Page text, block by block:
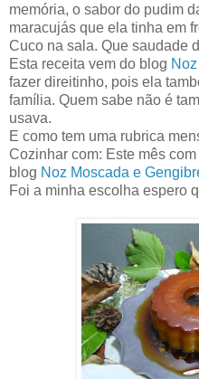
memória, o sabor do pudim
maracujás que ela tinha em
Cuco na sala. Que saudade
Esta receita vem do blog
fazer direitinho, pois ela
família. Quem sabe não é
usava.
E como tem uma rubrica
Cozinhar com: Este mês
blog Noz Moscada e
Foi a minha escolha espero